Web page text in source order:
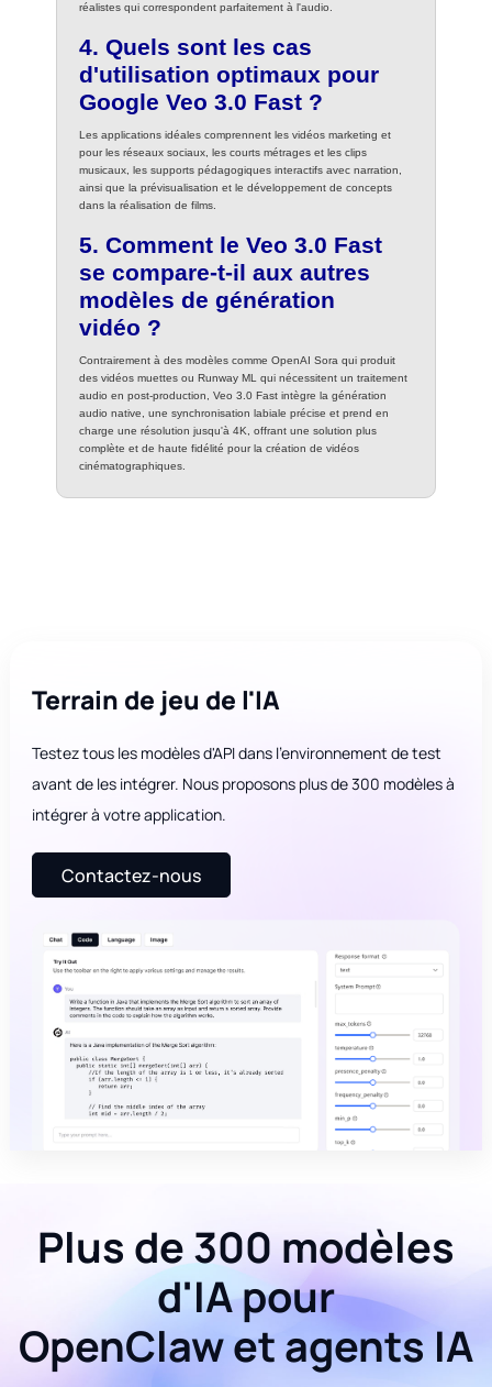
réalistes qui correspondent parfaitement à l'audio.
4. Quels sont les cas
d'utilisation optimaux pour
Google Veo 3.0 Fast ?
Les applications idéales comprennent les vidéos marketing et
pour les réseaux sociaux, les courts métrages et les clips
musicaux, les supports pédagogiques interactifs avec narration,
ainsi que la prévisualisation et le développement de concepts
dans la réalisation de films.
5. Comment le Veo 3.0 Fast
se compare-t-il aux autres
modèles de génération
vidéo ?
Contrairement à des modèles comme OpenAI Sora qui produit
des vidéos muettes ou Runway ML qui nécessitent un traitement
audio en post-production, Veo 3.0 Fast intègre la génération
audio native, une synchronisation labiale précise et prend en
charge une résolution jusqu'à 4K, offrant une solution plus
complète et de haute fidélité pour la création de vidéos
cinématographiques.
Terrain de jeu de l'IA
Testez tous les modèles d'API dans l'environnement de test
avant de les intégrer. Nous proposons plus de 300 modèles à
intégrer à votre application.
Contactez-nous
Plus de 300 modèles
d'IA pour
OpenClaw et agents IA